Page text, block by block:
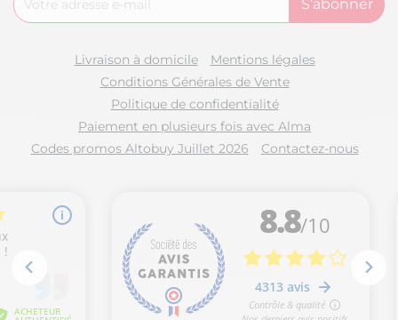
Livraison à domicile
Mentions légales
Conditions Générales de Vente
Politique de confidentialité
Paiement en plusieurs fois avec Alma
Codes promos Altobuy Juillet 2026
Contactez-nous